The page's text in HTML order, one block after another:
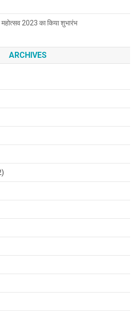
महोत्सव 2023 का किया शुभारंभ
ARCHIVES